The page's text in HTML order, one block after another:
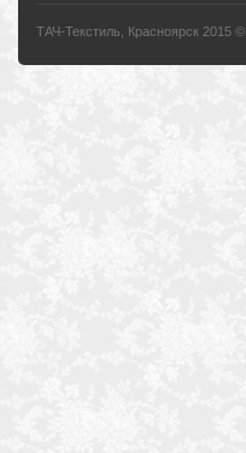
ТАЧ-Текстиль, Красноярск 2015 ©